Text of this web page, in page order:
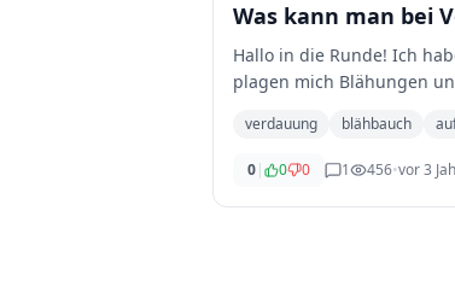
Was kann man bei
Hallo in die Runde! Ich habe kürzlich meine Ernährung umgestellt auf schonende vegane Kost. Seither
plagen mich Blähungen
verdauung blähbauch
0| 0 0 1 456•vor 3